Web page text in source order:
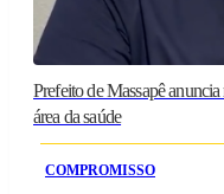
Prefeito de Massapê
área da saúde
COMPROMISSO